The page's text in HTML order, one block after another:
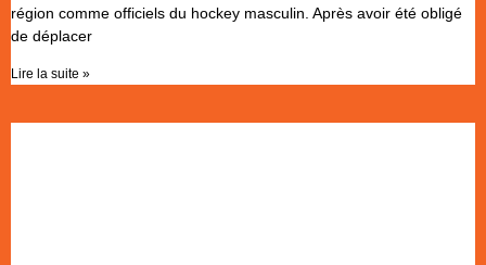
région comme officiels du hockey masculin. Après avoir été obligé
de déplacer
Lire la suite »